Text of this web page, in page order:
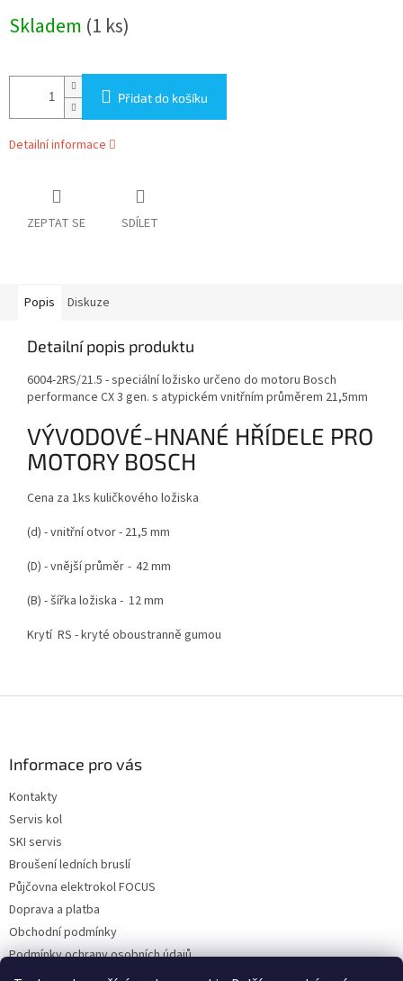
cena:
Skladem (1 ks)
Přidat do košíku
Detailní informace
ZEPTAT SE SDÍLET
Popis Diskuze
Detailní popis produktu
6004-2RS/21.5 - speciální ložisko určeno do motoru Bosch
performance CX 3 gen. s atypickém vnitřním průměrem 21,5mm
VÝVODOVÉ-HNANÉ HŘÍDELE PRO
MOTORY BOSCH
Cena za 1ks kuličkového ložiska
(d) - vnitřní otvor - 21,5 mm
(D) - vnější průměr - 42 mm
(B) - šířka ložiska - 12 mm
Krytí RS - kryté oboustranně gumou
Informace pro vás
Kontakty
Servis kol
SKI servis
Broušení ledních bruslí
Půjčovna elektrokol FOCUS
Doprava a platba
Obchodní podmínky
Podmínky ochrany osobních údajů
Reklamace a vrácení zboží